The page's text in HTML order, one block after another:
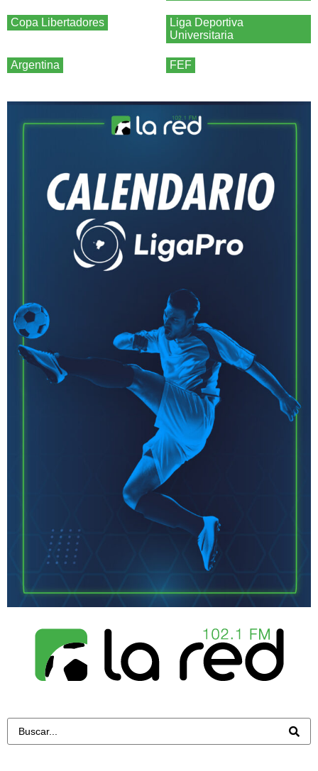
Copa Libertadores
Liga Deportiva
Universitaria
Argentina FEF